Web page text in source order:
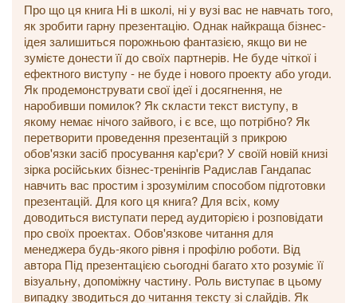
Про що ця книга Ні в школі, ні у вузі вас не навчать того,
як зробити гарну презентацію. Однак найкраща бізнес-
ідея залишиться порожньою фантазією, якщо ви не
зумієте донести її до своїх партнерів. Не буде чіткої і
ефектного виступу - не буде і нового проекту або угоди.
Як продемонструвати свої ідеї і досягнення, не
наробивши помилок? Як скласти текст виступу, в
якому немає нічого зайвого, і є все, що потрібно? Як
перетворити проведення презентацій з прикрою
обов'язки засіб просування кар'єри? У своїй новій книзі
зірка російських бізнес-тренінгів Радислав Гандапас
навчить вас простим і зрозумілим способом підготовки
презентацій. Для кого ця книга? Для всіх, кому
доводиться виступати перед аудиторією і розповідати
про своїх проектах. Обов'язкове читання для
менеджера будь-якого рівня і профілю роботи. Від
автора Під презентацією сьогодні багато хто розуміє її
візуальну, допоміжну частину. Роль виступає в цьому
випадку зводиться до читання тексту зі слайдів. Як